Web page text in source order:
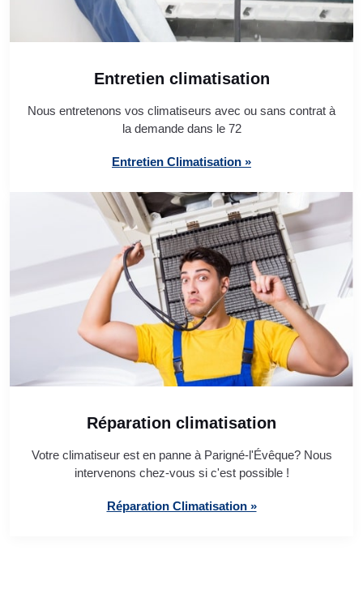
Entretien climatisation
Nous entretenons vos climatiseurs avec ou sans contrat à
la demande dans le 72
Entretien Climatisation »
Réparation climatisation
Votre climatiseur est en panne à Parigné-l'Évêque? Nous
intervenons chez-vous si c'est possible !
Réparation Climatisation »